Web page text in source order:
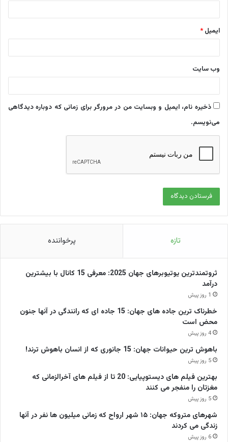
ایمیل *
وب‌ سایت
ذخیره نام، ایمیل و وبسایت من در مرورگر برای زمانی که دوباره دیدگاهی
می‌نویسم.
تازه پرخواننده
ثروتمندترین یوتیوبرهای جهان 2025: معرفی 15 کانال با بیشترین
درآمد
1 روز پیش
خطرناک ترین جاده های جهان: 15 جاده ای که رانندگی در آنها جنون
محض است
4 روز پیش
باهوش ترین حیوانات جهان: 15 جانوری که از انسان باهوش ترند!
5 روز پیش
بهترین فیلم های دیستوپیایی: 20 تا از فیلم های آخرالزمانی که
مغزتان را منفجر می کنند
5 روز پیش
شهرهای متروکه جهان: ۱۵ شهر ارواح که زمانی میلیون ها نفر در آنها
زندگی می کردند
6 روز پیش